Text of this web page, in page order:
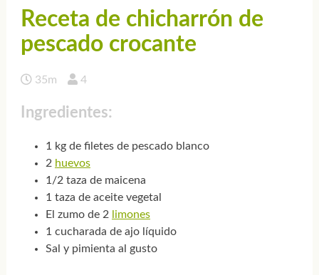
Receta de chicharrón de
pescado crocante
35m 4
Ingredientes:
1 kg de filetes de pescado blanco
2 huevos
1/2 taza de maicena
1 taza de aceite vegetal
El zumo de 2
limones
1 cucharada de ajo líquido
Sal y pimienta al gusto